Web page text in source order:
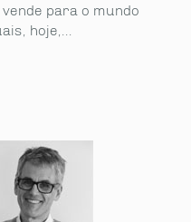
para o mundo
hoje,...